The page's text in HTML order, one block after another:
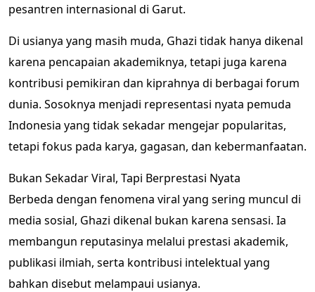
pesantren internasional di Garut.
Di usianya yang masih muda, Ghazi tidak hanya dikenal
karena pencapaian akademiknya, tetapi juga karena
kontribusi pemikiran dan kiprahnya di berbagai forum
dunia. Sosoknya menjadi representasi nyata pemuda
Indonesia yang tidak sekadar mengejar popularitas,
tetapi fokus pada karya, gagasan, dan kebermanfaatan.
Bukan Sekadar Viral, Tapi Berprestasi Nyata
Berbeda dengan fenomena viral yang sering muncul di
media sosial, Ghazi dikenal bukan karena sensasi. Ia
membangun reputasinya melalui prestasi akademik,
publikasi ilmiah, serta kontribusi intelektual yang
bahkan disebut melampaui usianya.